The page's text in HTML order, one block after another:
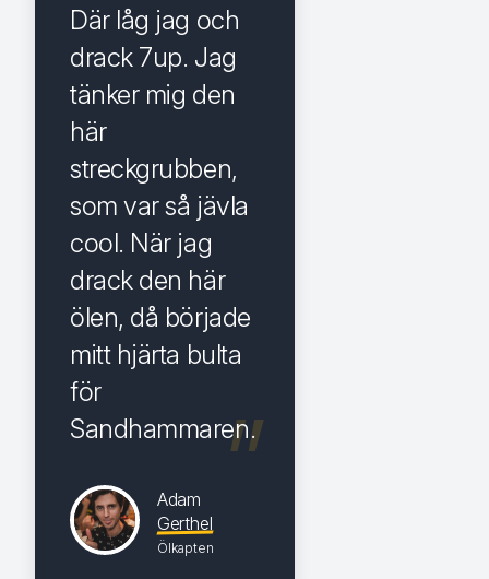
Där låg jag och
drack 7up. Jag
tänker mig den
här
streckgrubben,
som var så jävla
cool. När jag
drack den här
ölen, då började
mitt hjärta bulta
för
Sandhammaren.
Adam
Gerthel
Ölkapten